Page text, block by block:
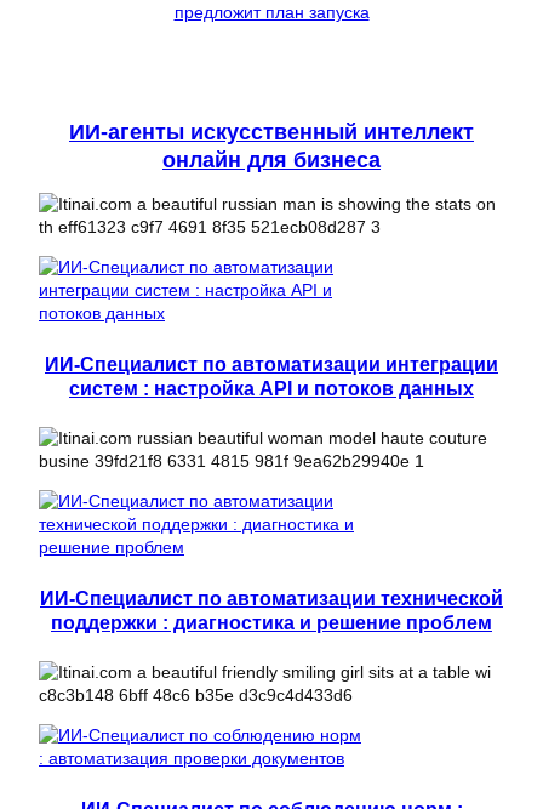
предложит план запуска
ИИ-агенты искусственный интеллект
онлайн для бизнеса
ИИ-Специалист по автоматизации интеграции
систем : настройка API и потоков данных
ИИ-Специалист по автоматизации технической
поддержки : диагностика и решение проблем